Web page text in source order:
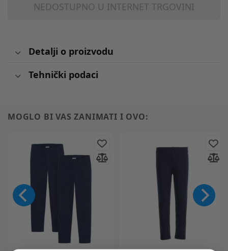
NEDOSTUPNO U INTERNET TRGOVINI
Detalji o proizvodu
Tehnički podaci
MOGLO BI VAS ZANIMATI I OVO: